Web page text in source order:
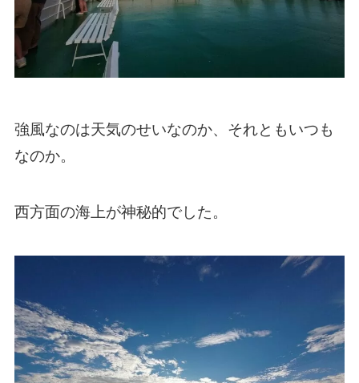
強風なのは天気のせいなのか、それともいつも
なのか。
西方面の海上が神秘的でした。